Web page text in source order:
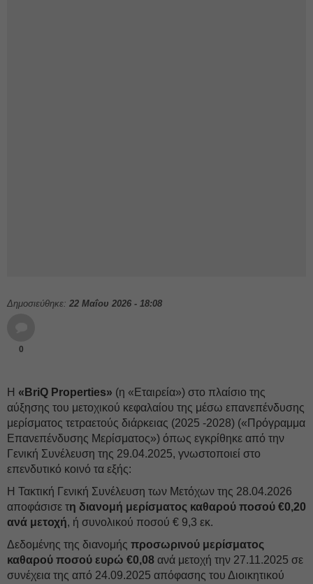
Δημοσιεύθηκε: 22 Μαΐου 2026 - 18:08
0
Η «BriQ Properties» (η «Εταιρεία») στο πλαίσιο της
αύξησης του μετοχικού κεφαλαίου της μέσω επανεπένδυσης
μερίσματος τετραετούς διάρκειας (2025 -2028) («Πρόγραμμα
Επανεπένδυσης Μερίσματος») όπως εγκρίθηκε από την
Γενική Συνέλευση της 29.04.2025, γνωστοποιεί στο
επενδυτικό κοινό τα εξής:
Η Τακτική Γενική Συνέλευση των Μετόχων της 28.04.2026
αποφάσισε τη διανομή μερίσματος καθαρού ποσού €0,20
ανά μετοχή, ή συνολικού ποσού € 9,3 εκ.
Δεδομένης της διανομής προσωρινού μερίσματος
καθαρού ποσού ευρώ €0,08 ανά μετοχή την 27.11.2025 σε
συνέχεια της από 24.09.2025 απόφασης του Διοικητικού